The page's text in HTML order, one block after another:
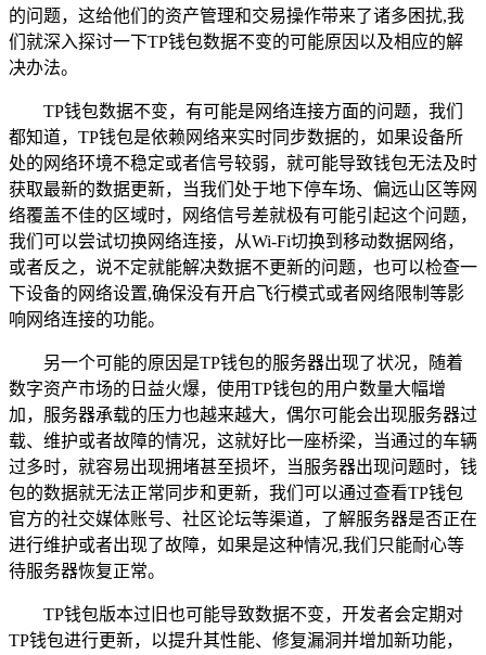
的问题，这给他们的资产管理和交易操作带来了诸多困扰,我
们就深入探讨一下TP钱包数据不变的可能原因以及相应的解
决办法。
TP钱包数据不变，有可能是网络连接方面的问题，我们
都知道，TP钱包是依赖网络来实时同步数据的，如果设备所
处的网络环境不稳定或者信号较弱，就可能导致钱包无法及时
获取最新的数据更新，当我们处于地下停车场、偏远山区等网
络覆盖不佳的区域时，网络信号差就极有可能引起这个问题，
我们可以尝试切换网络连接，从Wi-Fi切换到移动数据网络，
或者反之，说不定就能解决数据不更新的问题，也可以检查一
下设备的网络设置,确保没有开启飞行模式或者网络限制等影
响网络连接的功能。
另一个可能的原因是TP钱包的服务器出现了状况，随着
数字资产市场的日益火爆，使用TP钱包的用户数量大幅增
加，服务器承载的压力也越来越大，偶尔可能会出现服务器过
载、维护或者故障的情况，这就好比一座桥梁，当通过的车辆
过多时，就容易出现拥堵甚至损坏，当服务器出现问题时，钱
包的数据就无法正常同步和更新，我们可以通过查看TP钱包
官方的社交媒体账号、社区论坛等渠道，了解服务器是否正在
进行维护或者出现了故障，如果是这种情况,我们只能耐心等
待服务器恢复正常。
TP钱包版本过旧也可能导致数据不变，开发者会定期对
TP钱包进行更新，以提升其性能、修复漏洞并增加新功能，